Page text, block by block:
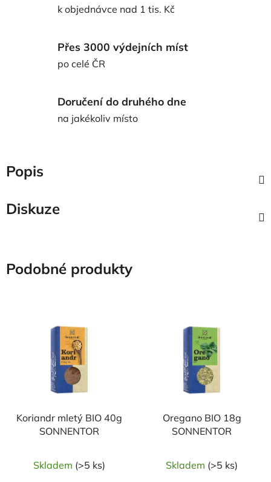
k objednávce nad 1 tis. Kč
Přes 3000 výdejních míst
po celé ČR
Doručení do druhého dne
na jakékoliv místo
Popis
Diskuze
Podobné produkty
Koriandr mletý BIO 40g
SONNENTOR
Skladem (>5 ks)
Oregano BIO 18g
SONNENTOR
Skladem (>5 ks)